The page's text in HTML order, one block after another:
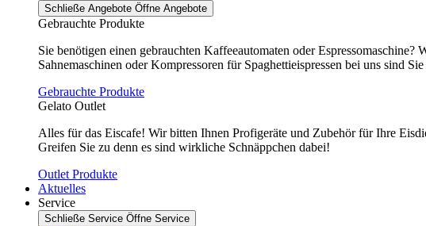
Schließe Angebote Öffne Angebote
Gebrauchte Produkte
Sie benötigen einen gebrauchten Kaffeeautomaten oder
Sahnemaschinen oder Kompressoren für Spaghettieispressen bei uns sind
Gebrauchte Produkte
Gelato Outlet
Alles für das Eiscafe! Wir bitten Ihnen Profigeräte und Zubehör für Ihre
Greifen Sie zu denn es sind wirkliche Schnäppchen dabei!
Outlet Produkte
Aktuelles
Service
Schließe Service Öffne Service